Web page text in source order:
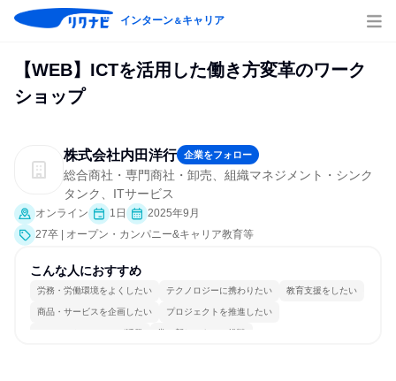
インターン＆キャリア
【WEB】ICTを活用した働き方変革のワーク
ショップ
株式会社内田洋行 企業をフォロー
総合商社・専門商社・卸売、組織マネジメント・シンク
タンク、ITサービス
オンライン 1日
2025年9月
27卒 | オープン・カンパニー&キャリア教育等
こんな人におすすめ
労務・労働環境をよくしたい テクノロジーに携わりたい 教育支援をしたい
商品・サービスを企画したい プロジェクトを推進したい
コミュニケーションが活発 常に新しいものに挑戦